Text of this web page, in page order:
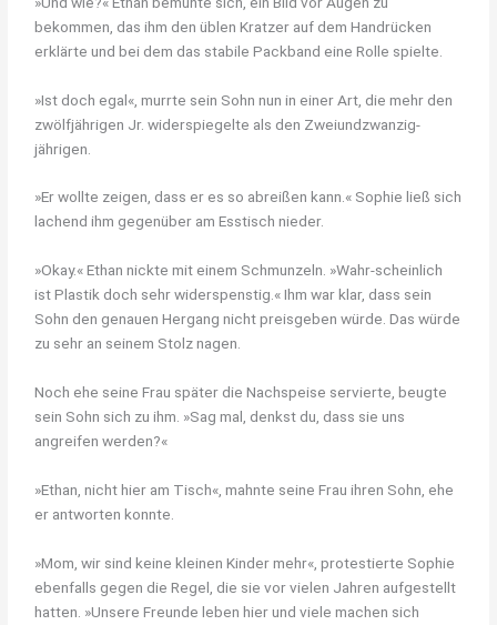
bekommen, das ihm den üblen Kratzer auf dem Handrücken
erklärte und bei dem das stabile Packband eine Rolle spielte.
»Ist doch egal«, murrte sein Sohn nun in einer Art, die mehr den
zwölfjährigen Jr. widerspiegelte als den Zweiundzwanzig-
jährigen.
»Er wollte zeigen, dass er es so abreißen kann.« Sophie ließ sich
lachend ihm gegenüber am Esstisch nieder.
»Okay.« Ethan nickte mit einem Schmunzeln. »Wahr-scheinlich
ist Plastik doch sehr widerspenstig.« Ihm war klar, dass sein
Sohn den genauen Hergang nicht preisgeben würde. Das würde
zu sehr an seinem Stolz nagen.
Noch ehe seine Frau später die Nachspeise servierte, beugte
sein Sohn sich zu ihm. »Sag mal, denkst du, dass sie uns
angreifen werden?«
»Ethan, nicht hier am Tisch«, mahnte seine Frau ihren Sohn, ehe
er antworten konnte.
»Mom, wir sind keine kleinen Kinder mehr«, protestierte Sophie
ebenfalls gegen die Regel, die sie vor vielen Jahren aufgestellt
hatten. »Unsere Freunde leben hier und viele machen sich